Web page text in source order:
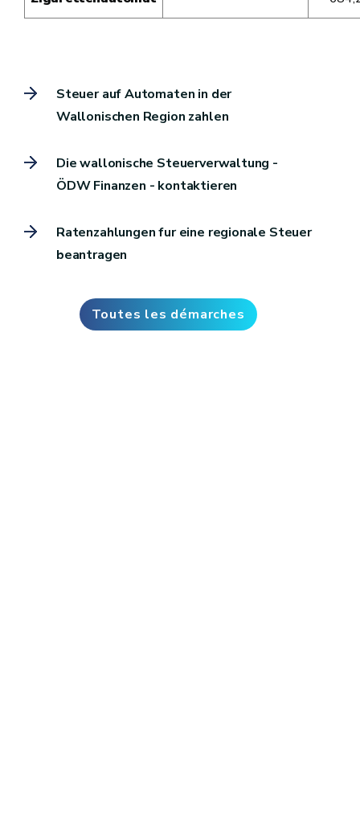
Steuer auf Automaten in der
Wallonischen Region zahlen
Die wallonische Steuerverwaltung -
ÖDW Finanzen - kontaktieren
Ratenzahlungen fur eine regionale Steuer
beantragen
Toutes les démarches